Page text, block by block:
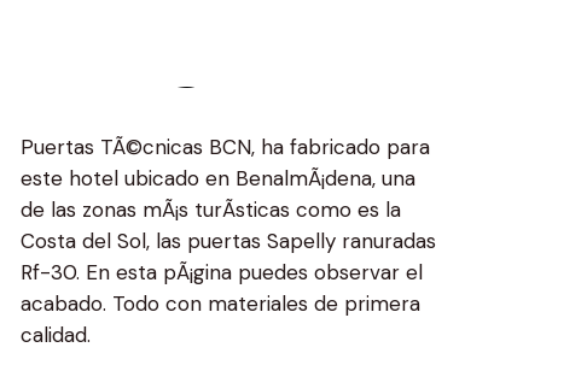
Puertas TÃ©cnicas BCN, ha fabricado para
este hotel ubicado en BenalmÃ¡dena, una
de las zonas mÃ¡s turÃ­sticas como es la
Costa del Sol, las puertas Sapelly ranuradas
Rf-30. En esta pÃ¡gina puedes observar el
acabado. Todo con materiales de primera
calidad.